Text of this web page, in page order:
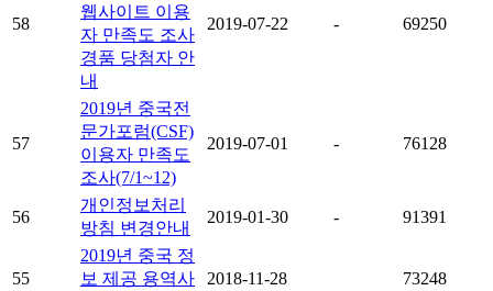
58
웹사이트 이용
자 만족도 조사
경품 당첨자 안
내
2019-07-22 - 69250
57
2019년 중국전
문가포럼(CSF)
이용자 만족도
조사(7/1~12)
2019-07-01 - 76128
56
개인정보처리
방침 변경안내
2019-01-30 - 91391
55
2019년 중국 정
보 제공 용역사
2018-11-28 73248